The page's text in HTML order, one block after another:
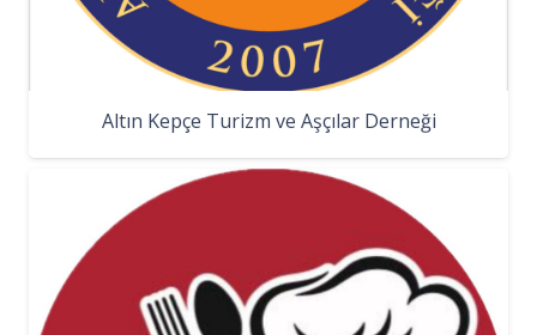
Altın Kepçe Turizm ve Aşçılar Derneği